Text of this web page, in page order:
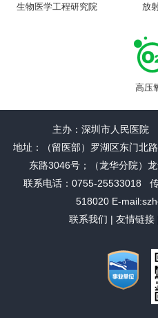
生物医学工程研究院 放
高压
主办：深圳市人民医
地址：（留医部）罗湖区东门北
东路3046号；（龙华分院）
联系电话：0755-25533018
518020 E-
联系我们 | 友情链接